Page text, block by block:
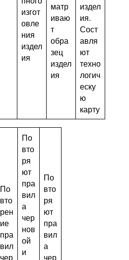
изгот
овле
ния
издел
ия
матр
иваю
т
обра
зец
издел
ия
издел
ия.
Сост
авля
ют
техно
логич
еску
ю
карту
По
вто
рен
ие
пра
вил
чер
По
вто
ря
ют
пра
вил
а
чер
нов
ой
и
По
вто
ря
ют
пра
вил
а
чер